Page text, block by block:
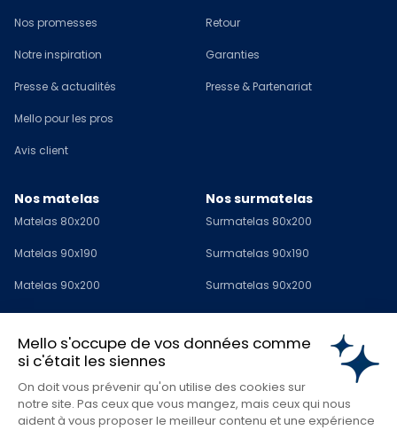
Mello s'occupe de vos données comme
si c'était les siennes
On doit vous prévenir qu'on utilise des cookies sur
notre site. Pas ceux que vous mangez, mais ceux qui nous
aident à vous proposer le meilleur contenu et une expérience
Nos promesses
Notre inspiration
Presse & actualités
Mello pour les pros
Avis client
Retour
Garanties
Presse & Partenariat
Nos matelas
Matelas 80x200
Matelas 90x190
Matelas 90x200
Matelas 120x190
Matelas 140x190
Matelas 140x200
Matelas 160x200
Nos surmatelas
Surmatelas 80x200
Surmatelas 90x190
Surmatelas 90x200
Surmatelas 120x190
Surmatelas 140x190
Surmatelas 140x200
Surmatelas 160x200